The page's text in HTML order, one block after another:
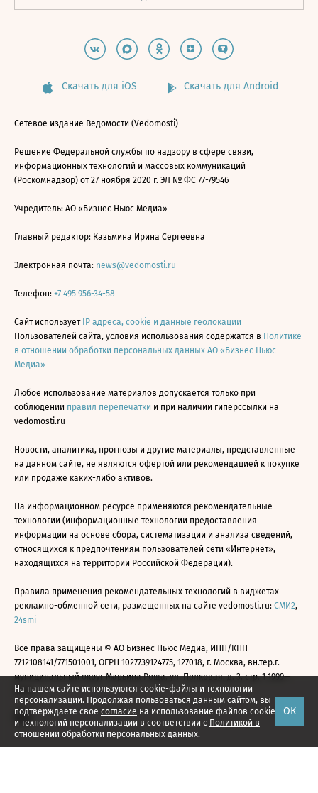
На нашем сайте используются cookie-файлы и технологии
персонализации. Продолжая пользоваться данным сайтом, вы
подтверждаете свое согласие на использование файлов cookie
и технологий персонализации в соответствии с Политикой в
отношении обработки персональных данных.
ОК
Скачать для iOS Скачать для Android
Сетевое издание Ведомости (Vedomosti)
Решение Федеральной службы по надзору в сфере связи,
информационных технологий и массовых коммуникаций
(Роскомнадзор) от 27 ноября 2020 г. ЭЛ № ФС 77-79546
Учредитель: АО «Бизнес Ньюс Медиа»
Главный редактор: Казьмина Ирина Сергеевна
Электронная почта: news@vedomosti.ru
Телефон: +7 495 956-34-58
Сайт использует IP адреса, cookie и данные геолокации
Пользователей сайта, условия использования содержатся в Политике
в отношении обработки персональных данных АО «Бизнес Ньюс
Медиа»
Любое использование материалов допускается только при
соблюдении правил перепечатки и при наличии гиперссылки на
vedomosti.ru
Новости, аналитика, прогнозы и другие материалы, представленные
на данном сайте, не являются офертой или рекомендацией к покупке
или продаже каких-либо активов.
На информационном ресурсе применяются рекомендательные
технологии (информационные технологии предоставления
информации на основе сбора, систематизации и анализа сведений,
относящихся к предпочтениям пользователей сети «Интернет»,
находящихся на территории Российской Федерации).
Правила применения рекомендательных технологий в виджетах
рекламно-обменной сети, размещенных на сайте vedomosti.ru: СМИ2,
24smi
Все права защищены © АО Бизнес Ньюс Медиа, ИНН/КПП
7712108141/771501001, ОГРН 1027739124775, 127018, г. Москва, вн.тер.г.
муниципальный округ Марьина Роща, ул. Полковая, д. 3, стр. 1 1999—
2026